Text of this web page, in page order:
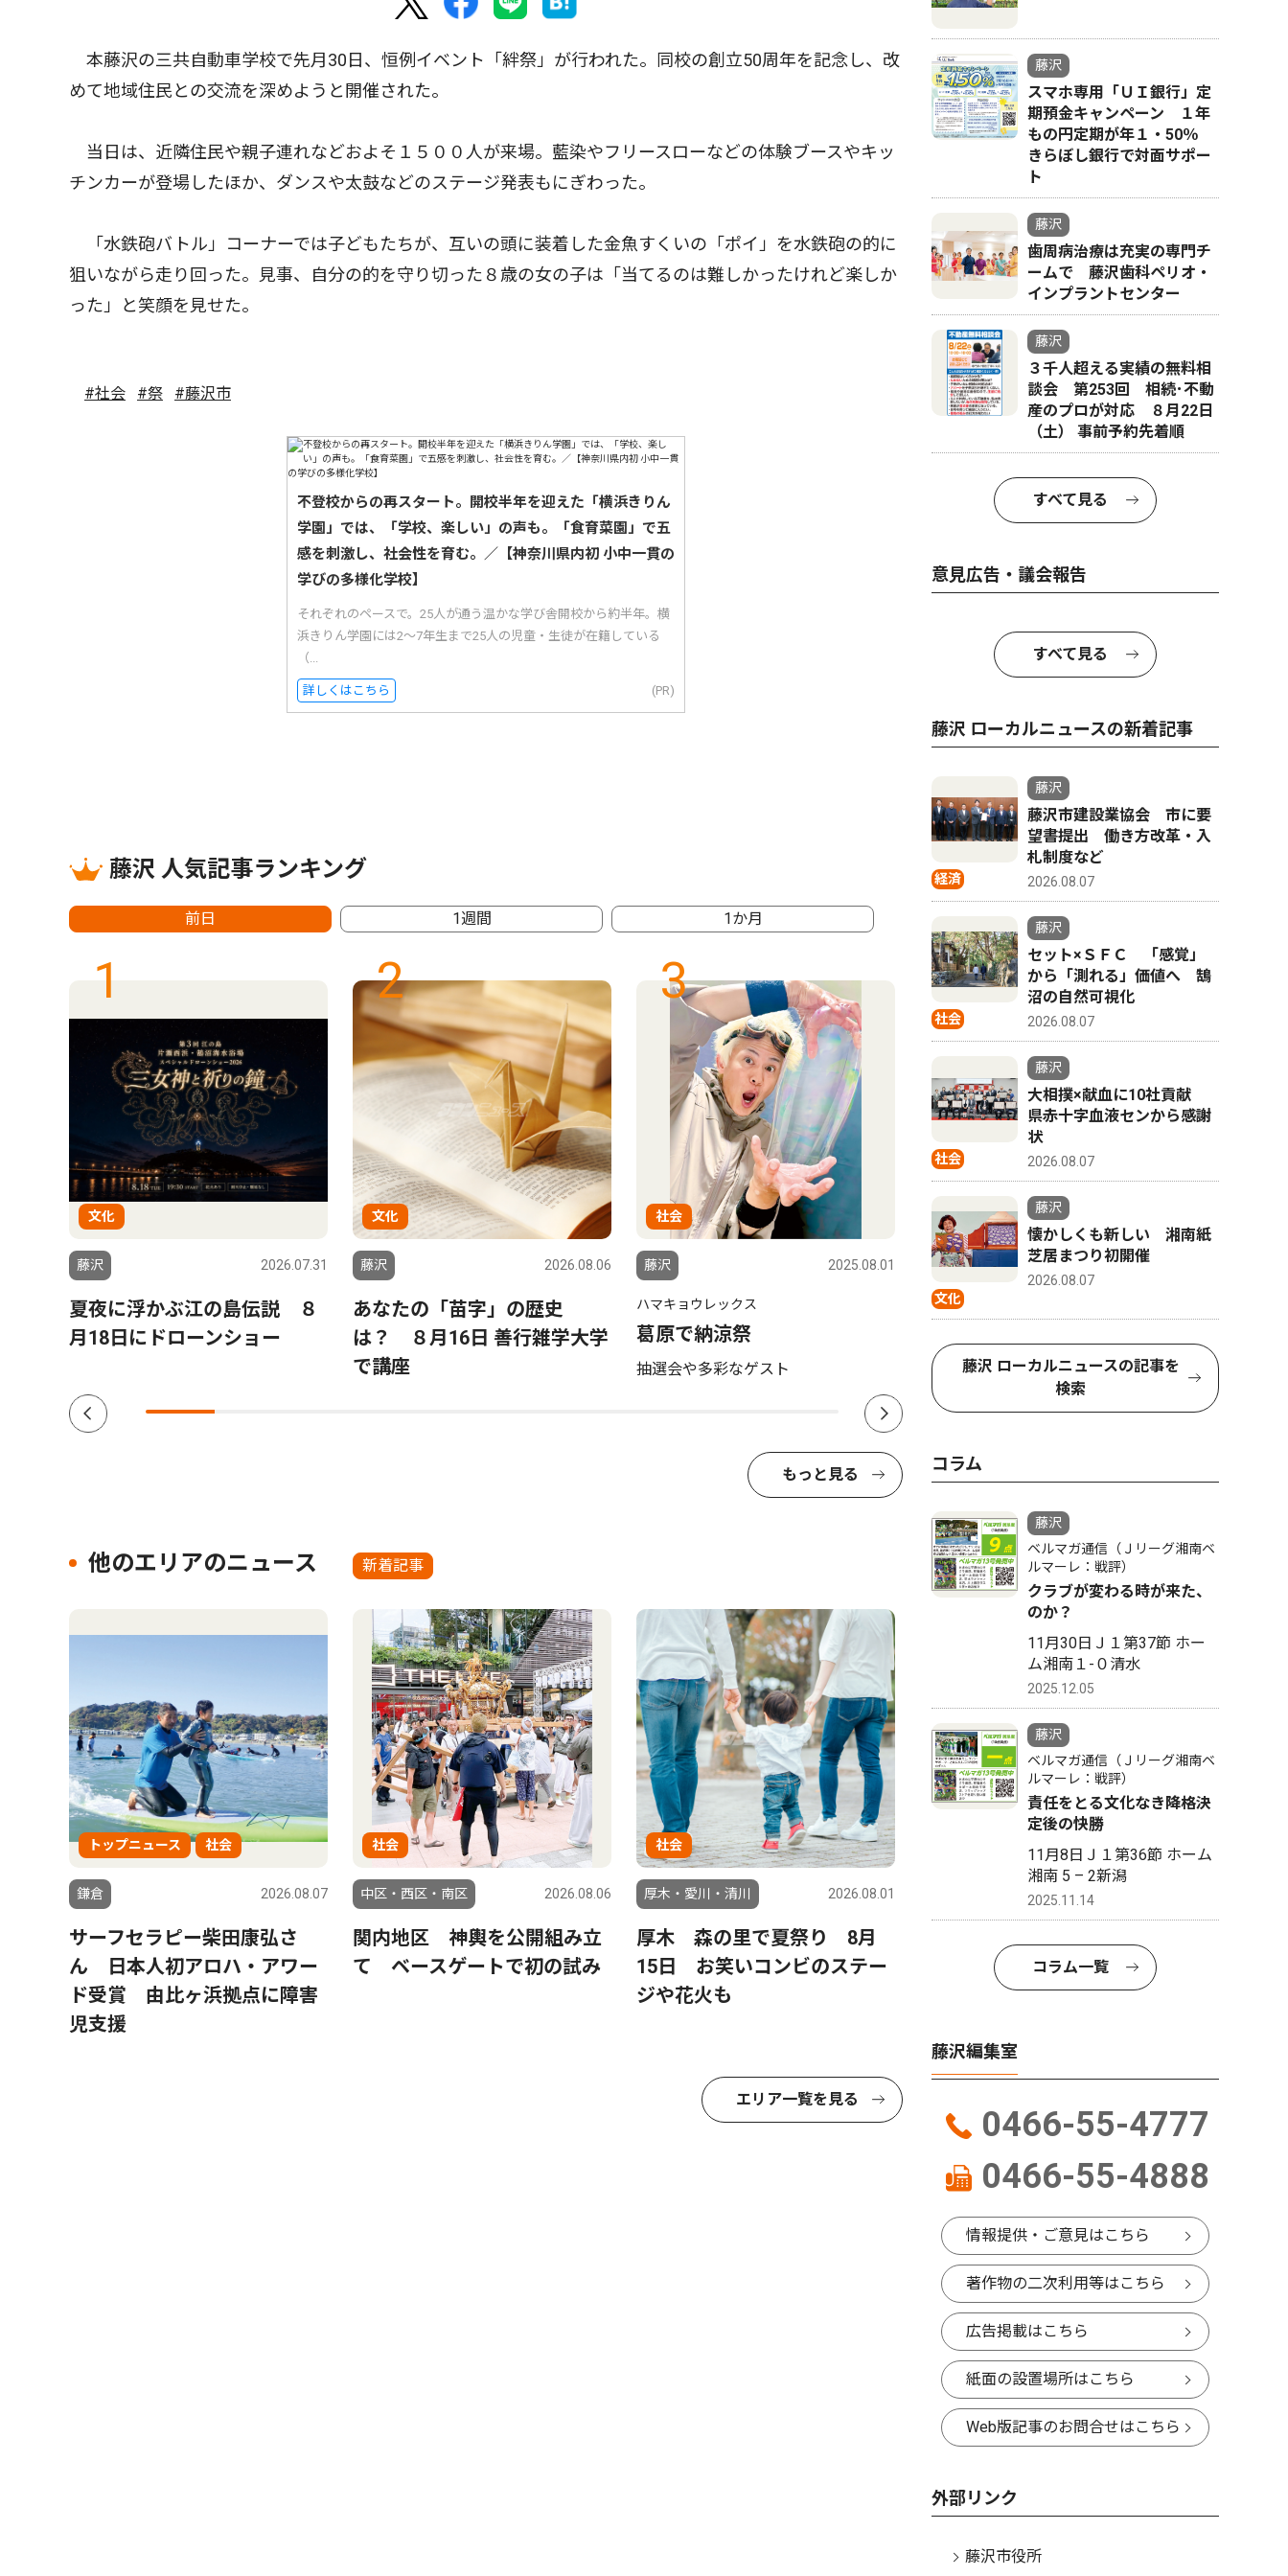
本藤沢の三共自動車学校で先月30日、恒例イベント「絆祭」が行われた。同校の創立50周年を記念し、改
めて地域住民との交流を深めようと開催された。
当日は、近隣住民や親子連れなどおよそ１５００人が来場。藍染やフリースローなどの体験ブースやキッ
チンカーが登場したほか、ダンスや太鼓などのステージ発表もにぎわった。
「水鉄砲バトル」コーナーでは子どもたちが、互いの頭に装着した金魚すくいの「ポイ」を水鉄砲の的に
狙いながら走り回った。見事、自分の的を守り切った８歳の女の子は「当てるのは難しかったけれど楽しか
った」と笑顔を見せた。
#社会 #祭 #藤沢市
不登校からの再スタート。開校半年を迎えた「横浜きりん
学園」では、「学校、楽しい」の声も。「食育菜園」で五
感を刺激し、社会性を育む。／【神奈川県内初 小中一貫の
学びの多様化学校】
それぞれのペースで。25人が通う温かな学び舎開校から約半年。横
浜きりん学園には2〜7年生まで25人の児童・生徒が在籍している
（...
詳しくはこちら (PR)
藤沢 人気記事ランキング
前日 1週間 1か月
1
文化
藤沢 2026.07.31
夏夜に浮かぶ江の島伝説 ８
月18日にドローンショー
2
文化
藤沢 2026.08.06
あなたの「苗字」の歴史
は？ ８月16日 善行雑学大学
で講座
3
社会
藤沢 2025.08.01
ハマキョウレックス
葛原で納涼祭
抽選会や多彩なゲスト
4
経済
藤沢 2024.06.28
名店ビルなど３棟一体開発
準備組合がテナントに説明
北警察
もっと見る
他のエリアのニュース 新着記事
トップニュース 社会
鎌倉 2026.08.07
サーフセラピー柴田康弘さ
ん 日本人初アロハ・アワー
ド受賞 由比ヶ浜拠点に障害
児支援
社会
中区・西区・南区 2026.08.06
関内地区 神輿を公開組み立
て ベースゲートで初の試み
社会
厚木・愛川・清川 2026.08.01
厚木 森の里で夏祭り 8月
15日 お笑いコンビのステー
ジや花火も
エリア一覧を見る
藤沢
スマホ専用「ＵＩ銀行」定
期預金キャンペーン １年
もの円定期が年１・50％
きらぼし銀行で対面サポー
ト
藤沢
歯周病治療は充実の専門チ
ームで 藤沢歯科ペリオ・
インプラントセンター
藤沢
３千人超える実績の無料相
談会 第253回 相続･不動
産のプロが対応 ８月22日
（土） 事前予約先着順
すべて見る
意見広告・議会報告
すべて見る
藤沢 ローカルニュースの新着記事
経済
藤沢
藤沢市建設業協会 市に要
望書提出 働き方改革・入
札制度など
2026.08.07
社会
藤沢
セット×ＳＦＣ 「感覚」
から「測れる」価値へ 鵠
沼の自然可視化
2026.08.07
社会
藤沢
大相撲×献血に10社貢献
県赤十字血液センから感謝
状
2026.08.07
文化
藤沢
懐かしくも新しい 湘南紙
芝居まつり初開催
2026.08.07
藤沢 ローカルニュースの記事を
検索
コラム
藤沢
ベルマガ通信（Ｊリーグ湘南ベ
ルマーレ：戦評）
クラブが変わる時が来た、
のか？
11月30日Ｊ１第37節 ホー
ム湘南１-０清水
2025.12.05
藤沢
ベルマガ通信（Ｊリーグ湘南ベ
ルマーレ：戦評）
責任をとる文化なき降格決
定後の快勝
11月8日Ｊ１第36節 ホーム
湘南 5 – 2新潟
2025.11.14
コラム一覧
藤沢編集室
0466-55-4777
0466-55-4888
情報提供・ご意見はこちら
著作物の二次利用等はこちら
広告掲載はこちら
紙面の設置場所はこちら
Web版記事のお問合せはこちら
外部リンク
藤沢市役所